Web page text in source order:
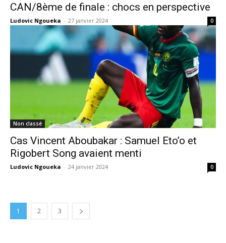
CAN/8ème de finale : chocs en perspective
Ludovic Ngoueka - 27 janvier 2024 0
Non classé
Cas Vincent Aboubakar : Samuel Eto’o et
Rigobert Song avaient menti
Ludovic Ngoueka - 24 janvier 2024 0
1 2 3